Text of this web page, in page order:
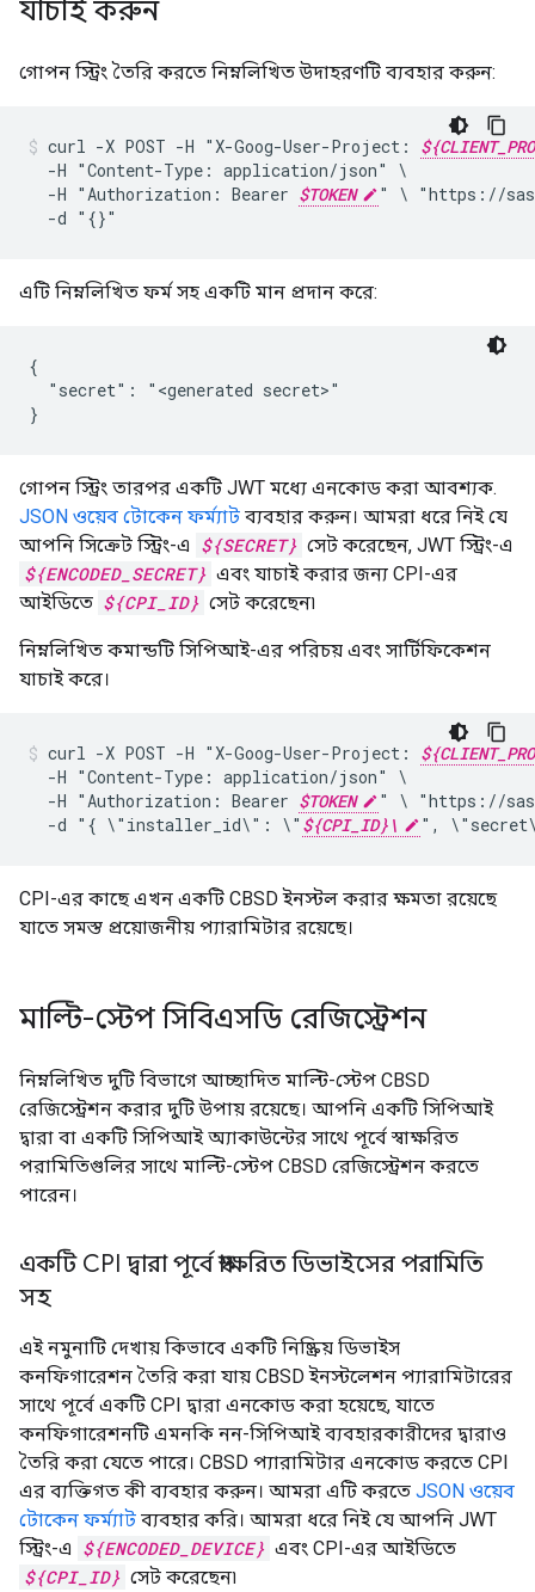
যাচাই করুন
গোপন স্ট্রিং তৈরি করতে নিম্নলিখিত উদাহরণটি ব্যবহার করুন:
curl -X POST -H "X-Goog-User-Project:
-H "Content-Type: application/json"
-H "Authorization: Bearer $TOKEN " \ "https://
-d "{}"
এটি নিম্নলিখিত ফর্ম সহ একটি মান প্রদান করে:
{
  "secret": "<generated secret>"
গোপন স্ট্রিং তারপর একটি JWT মধ্যে এনকোড করা আবশ্যক.
JSON ওয়েব টোকেন ফর্ম্যাট ব্যবহার করুন। আমরা ধরে নিই যে
আপনি সিক্রেট স্ট্রিং-এ ${SECRET} সেট করেছেন, JWT স্ট্রিং-এ
${ENCODED_SECRET} এবং যাচাই করার জন্য CPI-এর
আইডিতে ${CPI_ID} সেট করেছেন৷
নিম্নলিখিত কমান্ডটি সিপিআই-এর পরিচয় এবং সার্টিফিকেশন
যাচাই করে।
curl -X POST -H "X-Goog-User-Project:
-H "Content-Type: application/json"
-H "Authorization: Bearer $TOKEN " \ "https://
-d "{ \"installer_id\": \" ${CPI_ID}\ ",
CPI-এর কাছে এখন একটি CBSD ইনস্টল করার ক্ষমতা রয়েছে
যাতে সমস্ত প্রয়োজনীয় প্যারামিটার রয়েছে।
মাল্টি-স্টেপ সিবিএসডি রেজিস্ট্রেশন
নিম্নলিখিত দুটি বিভাগে আচ্ছাদিত মাল্টি-স্টেপ CBSD
রেজিস্ট্রেশন করার দুটি উপায় রয়েছে। আপনি একটি সিপিআই
দ্বারা বা একটি সিপিআই অ্যাকাউন্টের সাথে পূর্বে স্বাক্ষরিত
পরামিতিগুলির সাথে মাল্টি-স্টেপ CBSD রেজিস্ট্রেশন করতে
পারেন।
একটি CPI দ্বারা পূর্বে স্বাক্ষরিত ডিভাইসের পরামিতি
সহ
এই নমুনাটি দেখায় কিভাবে একটি নিষ্ক্রিয় ডিভাইস
কনফিগারেশন তৈরি করা যায় CBSD ইনস্টলেশন প্যারামিটারের
সাথে পূর্বে একটি CPI দ্বারা এনকোড করা হয়েছে, যাতে
কনফিগারেশনটি এমনকি নন-সিপিআই ব্যবহারকারীদের দ্বারাও
তৈরি করা যেতে পারে। CBSD প্যারামিটার এনকোড করতে CPI
এর ব্যক্তিগত কী ব্যবহার করুন। আমরা এটি করতে JSON ওয়েব
টোকেন ফর্ম্যাট ব্যবহার করি। আমরা ধরে নিই যে আপনি JWT
স্ট্রিং-এ ${ENCODED_DEVICE} এবং CPI-এর আইডিতে
${CPI_ID} সেট করেছেন৷